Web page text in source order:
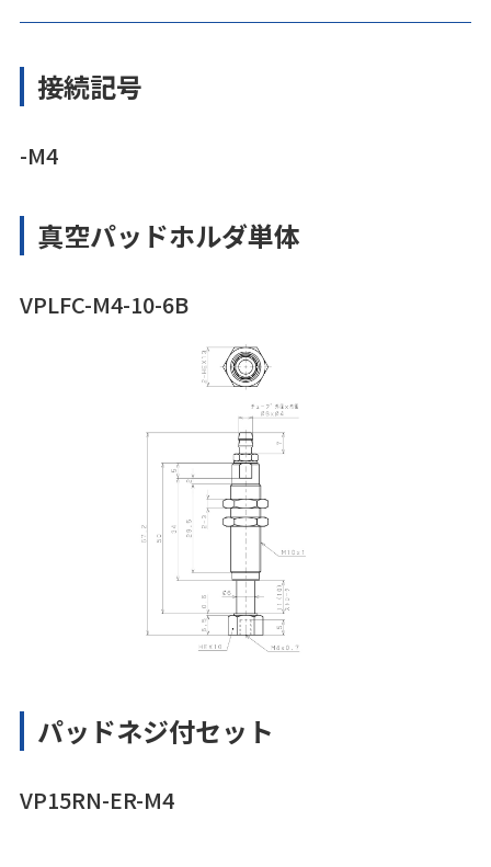
接続記号
-M4
真空パッドホルダ単体
VPLFC-M4-10-6B
パッドネジ付セット
VP15RN-ER-M4